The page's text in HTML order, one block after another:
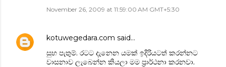
November 26, 2009 at 11:59:00 AM GMT+5:30
kotuwegedara.com said…
සුභ පැතුම්. රටට දැනෙන යමක් ‍ඉදිරියටත් කරන්නට
වාසනාව ලැබෙන්න කියලා මම ප්‍රා‍ර්ථනා කරනවා.